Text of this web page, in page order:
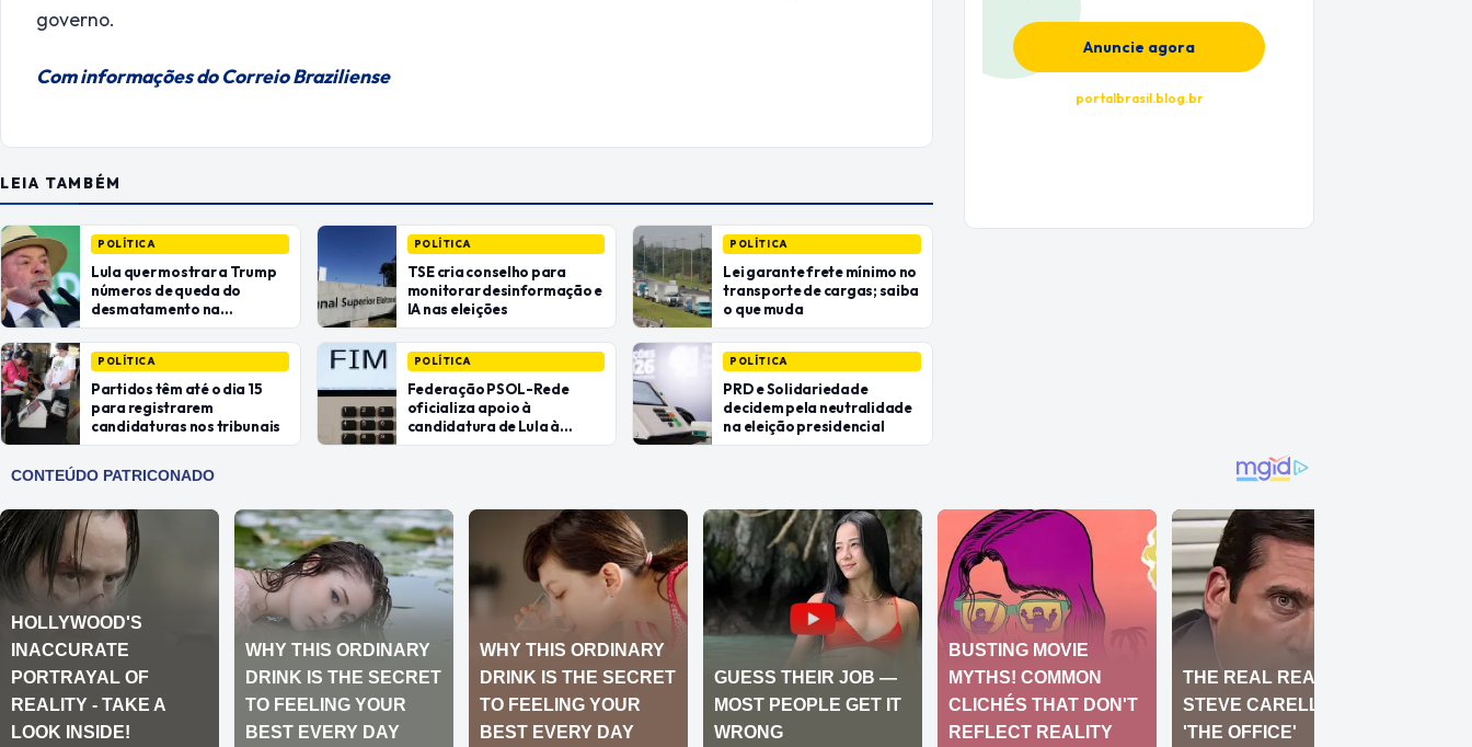
governo.
Com informações do Correio Braziliense
LEIA TAMBÉM
POLÍTICA
Lula quer mostrar a Trump
números de queda do
desmatamento na
Amazônia
POLÍTICA
Partidos têm até o dia 15
para registrarem
candidaturas nos tribunais
POLÍTICA
TSE cria conselho para
monitorar desinformação e
IA nas eleições
POLÍTICA
Federação PSOL-Rede
oficializa apoio à
candidatura de Lula à
reeleição
POLÍTICA
Lei garante frete mínimo no
transporte de cargas; saiba
o que muda
POLÍTICA
PRD e Solidariedade
decidem pela neutralidade
na eleição presidencial
Anuncie agora
portalbrasil.blog.br